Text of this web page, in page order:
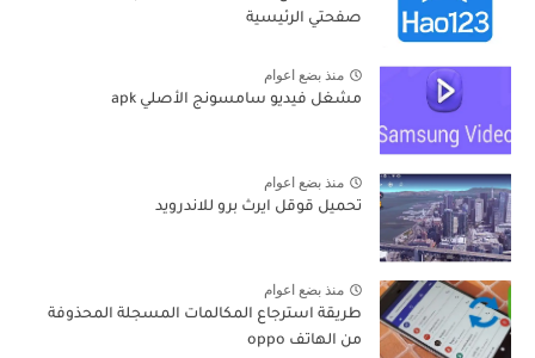
صفحتي الرئيسية
منذ بضع اعوام
مشغل فيديو سامسونج الأصلي apk
منذ بضع اعوام
تحميل قوقل ايرث برو للاندرويد
منذ بضع اعوام
طريقة استرجاع المكالمات المسجلة المحذوفة
من الهاتف oppo